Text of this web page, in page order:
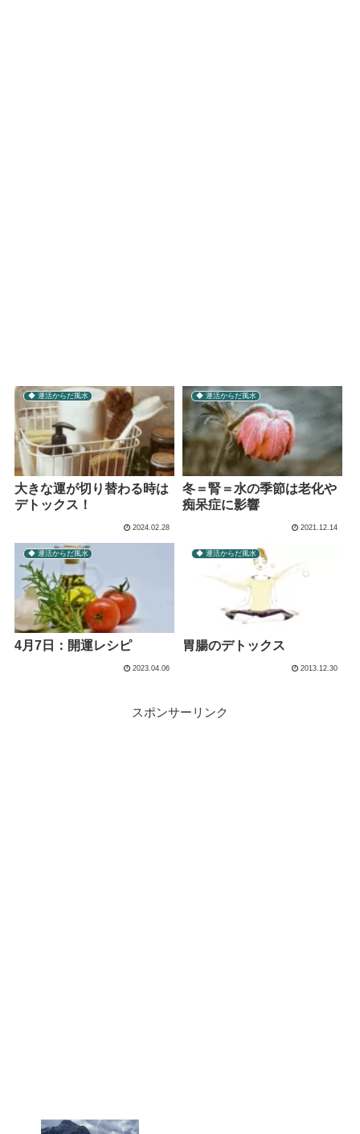
◆ 運活からだ風水
大きな運が切り替わる時は
デトックス！
2024.02.28
◆ 運活からだ風水
冬＝腎＝水の季節は老化や
痴呆症に影響
2021.12.14
◆ 運活からだ風水
4月7日：開運レシピ
2023.04.06
◆ 運活からだ風水
胃腸のデトックス
2013.12.30
スポンサーリンク